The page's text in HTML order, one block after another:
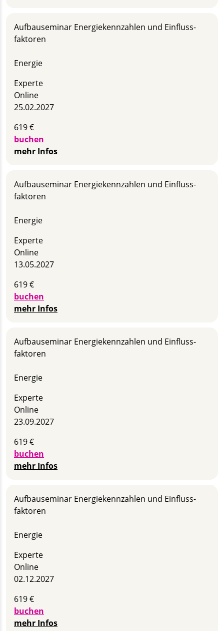
Aufbau­seminar Energie­kennzahlen und Einfluss­
faktoren
Energie
Experte
Online
25.02.2027
619 €
buchen
mehr Infos
Aufbau­seminar Energie­kennzahlen und Einfluss­
faktoren
Energie
Experte
Online
13.05.2027
619 €
buchen
mehr Infos
Aufbau­seminar Energie­kennzahlen und Einfluss­
faktoren
Energie
Experte
Online
23.09.2027
619 €
buchen
mehr Infos
Aufbau­seminar Energie­kennzahlen und Einfluss­
faktoren
Energie
Experte
Online
02.12.2027
619 €
buchen
mehr Infos